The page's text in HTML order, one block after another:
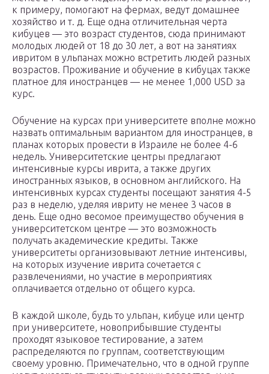
к примеру, помогают на фермах, ведут домашнее
хозяйство и т. д. Еще одна отличительная черта
кибуцев — это возраст студентов, сюда принимают
молодых людей от 18 до 30 лет, а вот на занятиях
ивритом в ульпанах можно встретить людей разных
возрастов. Проживание и обучение в кибуцах также
платное для иностранцев — не менее 1,000 USD за
курс.
Обучение на курсах при университете вполне можно
назвать оптимальным вариантом для иностранцев, в
планах которых провести в Израиле не более 4-6
недель. Университетские центры предлагают
интенсивные курсы иврита, а также других
иностранных языков, в основном английского. На
интенсивных курсах студенты посещают занятия 4-5
раз в неделю, уделяя ивриту не менее 3 часов в
день. Еще одно весомое преимущество обучения в
университетском центре — это возможность
получать академические кредиты. Также
университеты организовывают летние интенсивы,
на которых изучение иврита сочетается с
развлечениями, но участие в мероприятиях
оплачивается отдельно от общего курса.
В каждой школе, будь то ульпан, кибуце или центр
при университете, новоприбывшие студенты
проходят языковое тестирование, а затем
распределяются по группам, соответствующим
своему уровню. Примечательно, что в одной группе